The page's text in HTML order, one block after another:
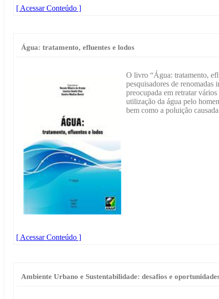
[ Acessar Conteúdo ]
Água: tratamento, efluentes e lodos
O livro “Água: tratamento,
pesquisadores de renomadas
preocupada em retratar
utilização da água pelo
bem como a poluição
[ Acessar Conteúdo ]
Ambiente Urbano e Sustentabilidade: desafios e